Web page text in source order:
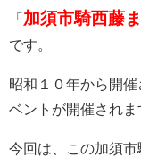
「 加須市騎西藤
です。
昭和１０年から開
ベントが開催されま
今回は、この加須